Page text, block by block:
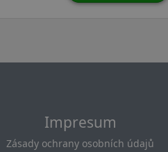
Impresum
Zásady ochrany osobních údajů